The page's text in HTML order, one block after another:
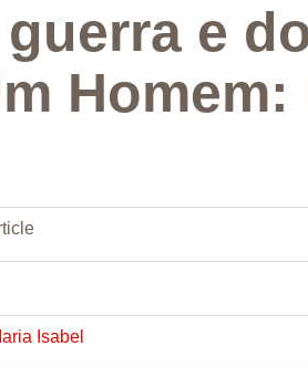
e
Isabel